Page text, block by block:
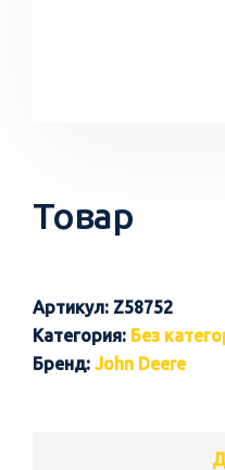
Товар
Артикул: Z58752
Категория: Без
Бренд: John Deere